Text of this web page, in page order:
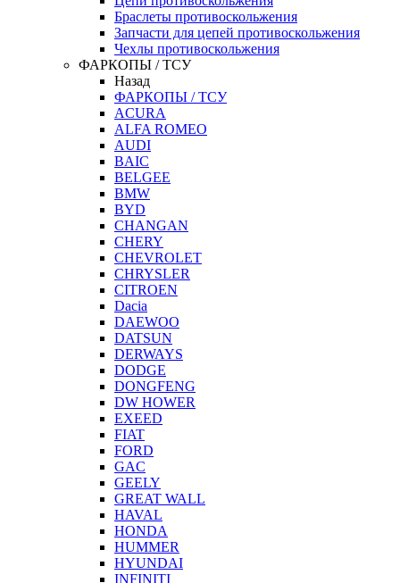
Браслеты противоскольжения
Запчасти для цепей противоскольжения
Чехлы противоскольжения
ФАРКОПЫ / ТСУ
Назад
ФАРКОПЫ / ТСУ
ACURA
ALFA ROMEO
AUDI
BAIC
BELGEE
BMW
BYD
CHANGAN
CHERY
CHEVROLET
CHRYSLER
CITROEN
Dacia
DAEWOO
DATSUN
DERWAYS
DODGE
DONGFENG
DW HOWER
EXEED
FIAT
FORD
GAC
GEELY
GREAT WALL
HAVAL
HONDA
HUMMER
HYUNDAI
INFINITI